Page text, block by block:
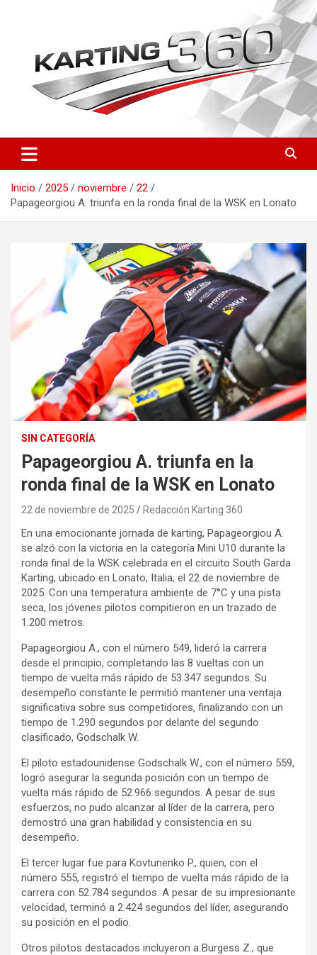
Karting 360 | Noticias,
Campeonatos y Pilotos de
Karting en España
Toda la actualidad del karting nacional e internacional: resultados
del CEK, FIA Karting, fichas de pilotos, circuitos y novedades
técnicas. Actualizado a diario.
Inicio
2025 noviembre
22
Papageorgiou A. triunfa en la ronda final de la WSK en Lonato
SIN CATEGORÍA
Papageorgiou A. triunfa en la
ronda final de la WSK en Lonato
22 de noviembre de 2025 Redacción Karting 360
En una emocionante jornada de karting, Papageorgiou A.
se alzó con la victoria en la categoría Mini U10 durante la
ronda final de la WSK celebrada en el circuito South Garda
Karting, ubicado en Lonato, Italia, el 22 de noviembre de
2025. Con una temperatura ambiente de 7°C y una pista
seca, los jóvenes pilotos compitieron en un trazado de
1.200 metros.
Papageorgiou A., con el número 549, lideró la carrera
desde el principio, completando las 8 vueltas con un
tiempo de vuelta más rápido de 53.347 segundos. Su
desempeño constante le permitió mantener una ventaja
significativa sobre sus competidores, finalizando con un
tiempo de 1.290 segundos por delante del segundo
clasificado, Godschalk W.
El piloto estadounidense Godschalk W., con el número 559,
logró asegurar la segunda posición con un tiempo de
vuelta más rápido de 52.966 segundos. A pesar de sus
esfuerzos, no pudo alcanzar al líder de la carrera, pero
demostró una gran habilidad y consistencia en su
desempeño.
El tercer lugar fue para Kovtunenko P., quien, con el
número 555, registró el tiempo de vuelta más rápido de la
carrera con 52.784 segundos. A pesar de su impresionante
velocidad, terminó a 2.424 segundos del líder, asegurando
su posición en el podio.
Otros pilotos destacados incluyeron a Burgess Z., que